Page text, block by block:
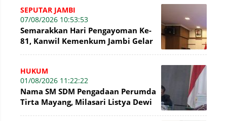
2026
SEPUTAR JAMBI
07/08/2026 10:53:53
Semarakkan Hari Pengayoman Ke-
81, Kanwil Kemenkum Jambi Gelar
HUKUM
01/08/2026 11:22:22
Nama SM SDM Pengadaan Perumda
Tirta Mayang, Milasari Listya Dewi